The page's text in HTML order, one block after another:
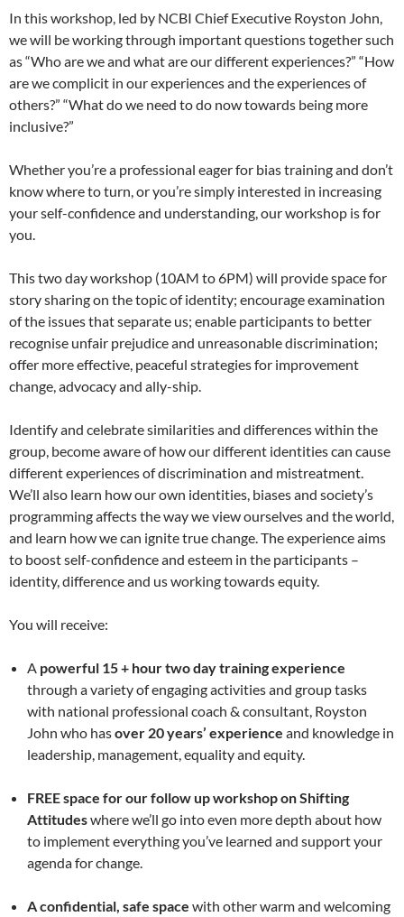
In this workshop, led by NCBI Chief Executive Royston John,
we will be working through important questions together such
as “Who are we and what are our different experiences?” “How
are we complicit in our experiences and the experiences of
others?” “What do we need to do now towards being more
inclusive?”
Whether you’re a professional eager for bias training and don’t
know where to turn, or you’re simply interested in increasing
your self-confidence and understanding, our workshop is for
you.
This two day workshop (10AM to 6PM) will provide space for
story sharing on the topic of identity; encourage examination
of the issues that separate us; enable participants to better
recognise unfair prejudice and unreasonable discrimination;
offer more effective, peaceful strategies for improvement
change, advocacy and ally-ship.
Identify and celebrate similarities and differences within the
group, become aware of how our different identities can cause
different experiences of discrimination and mistreatment.
We’ll also learn how our own identities, biases and society’s
programming affects the way we view ourselves and the world,
and learn how we can ignite true change. The experience aims
to boost self-confidence and esteem in the participants –
identity, difference and us working towards equity.
You will receive:
A powerful 15 + hour two day training experience
through a variety of engaging activities and group tasks
with national professional coach & consultant, Royston
John who hasover 20 years’ experience and knowledge in
leadership, management, equality and equity.
FREE space for our follow up workshop on Shifting
Attitudeswhere we’ll go into even more depth about how
to implement everything you’ve learned and support your
agenda for change.
A confidential, safe space with other warm and welcoming